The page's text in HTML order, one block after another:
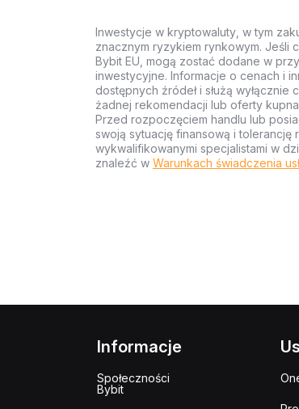
Inwestycje w kryptowaluty, w tym
znacznym ryzykiem rynkowym. Jeśli
Bybit EU, mogą zostać dodane w
inwestycyjne. Informacje o cenach i
dostępnych źródeł i służą
żadnej rekomendacji lub oferty
Przed rozpoczęciem handlu lub
swoją sytuację finansową i
wykwalifikowanymi specjalistami w
znaleźć w Warunkach świadczenia
Informacje
Społeczności
Bybit